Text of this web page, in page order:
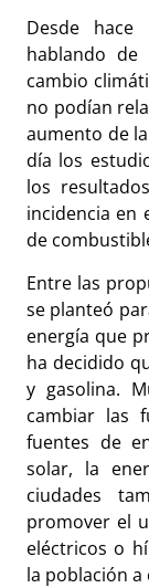
Desde
hablando
cambio
no podían
aumento de
día los
los
incidencia en
de
Entre las
se planteó
energía que
ha decidido
y gasolina.
cambiar las
fuentes de
solar, la
ciudades
promover el
eléctricos o
la población a